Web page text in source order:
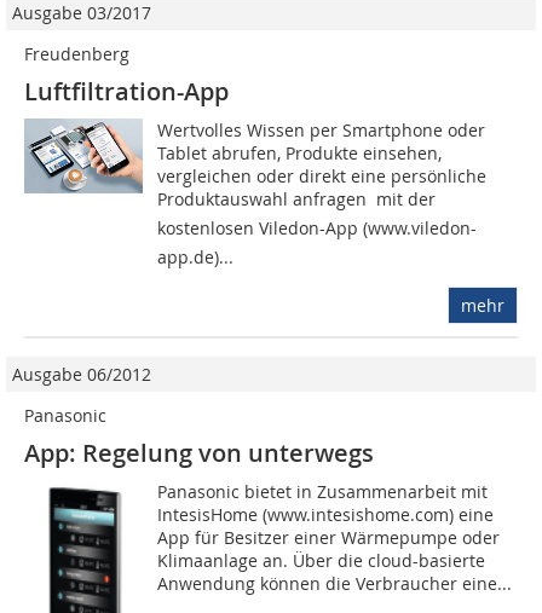
Ausgabe 03/2017
Freudenberg
Luftfiltration-App
Wertvolles Wissen per Smartphone oder
Tablet abrufen, Produkte einsehen,
vergleichen oder direkt eine persönliche
Produktauswahl anfragen  mit der
kostenlosen Viledon-App (www.viledon-
app.de)...
mehr
Ausgabe 06/2012
Panasonic
App: Regelung von unterwegs
Panasonic bietet in Zusammenarbeit mit
IntesisHome (www.intesishome.com) eine
App für Besitzer einer Wärmepumpe oder
Klimaanlage an. Über die cloud-basierte
Anwendung können die Verbraucher eine...